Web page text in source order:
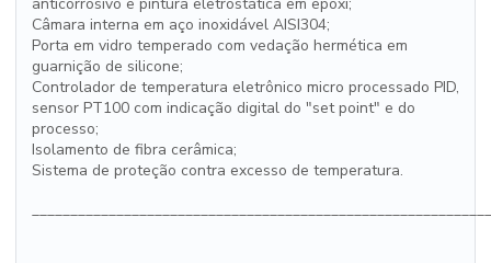
Câmara interna em aço inoxidável AISI304;
Porta em vidro temperado com vedação hermética em
guarnição de silicone;
Controlador de temperatura eletrônico micro processado PID,
sensor PT100 com indicação digital do "set point" e do
processo;
Isolamento de fibra cerâmica;
Sistema de proteção contra excesso de temperatura.